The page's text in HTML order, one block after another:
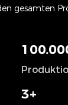
gesamten
3+